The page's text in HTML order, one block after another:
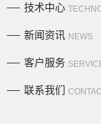
技术中心
新闻资讯 NEWS
客户服务
联系我们